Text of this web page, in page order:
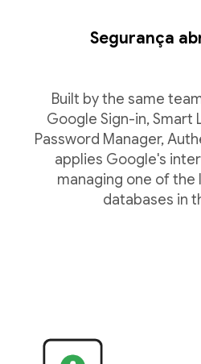
Segurança
Built by the same
Google Sign-in, Smart
Password Manager,
applies Google's
managing one of
databases in